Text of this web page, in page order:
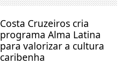
Costa Cruzeiros cria
programa Alma Latina
para valorizar a cultura
caribenha